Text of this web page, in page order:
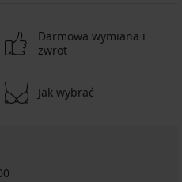
Darmowa wymiana i
zwrot
Jak wybrać